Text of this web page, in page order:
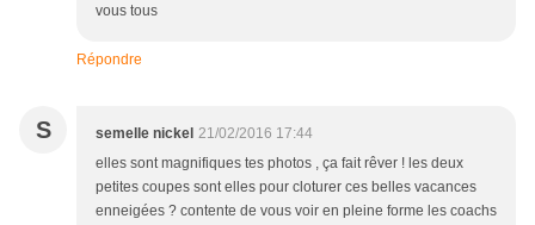
vous tous
Répondre
S semelle nickel 21/02/2016 17:44
elles sont magnifiques tes photos , ça fait rêver ! les deux
petites coupes sont elles pour cloturer ces belles vacances
enneigées ? contente de vous voir en pleine forme les coachs